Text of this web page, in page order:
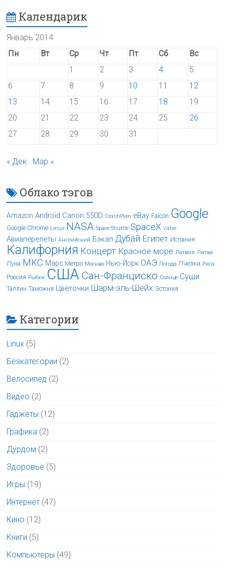
Календарик
Январь 2014
Пн
Вт Ср Чт Пт Сб
Вс
1
2 3 4
5
6
7 8 9 10 11
12
13
14 15 16 17 18
19
20
21 22 23 24 25
26
27
28 29 30 31
« Дек Мар »
Облако тэгов
Amazon Android Canon 550D CrashPlan eBay Falcon Google
Google Chrome Linux NASA Space Shuttle SpaceX Valve
Авиаперелёты Английский Бэкап Дубай Египет Испания
Калифорния Концерт Красное море Латвия Литва
Луна МКС Марс Метро Москва Нью-Йорк ОАЭ Погода Пчёлки Рига
Россия Рыбки США Сан-Франциско Солнце Суши
Таллин Таможня Цветочки Шарм-эль-Шейх Эстония
Категории
Linux (5)
Безкатегории (2)
Велосипед (2)
Видео (2)
Гаджеты (12)
Графика (2)
Дурдом (2)
Здоровье (5)
Игры (19)
Интернет (47)
Кино (12)
Книги (5)
Компьютеры (49)